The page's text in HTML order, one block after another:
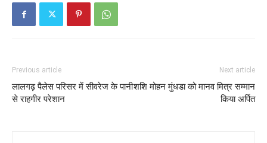
Previous article
लालगढ़ पैलेस परिसर में सीवरेज के पानी
से राहगीर परेशान
Next article
शशि मोहन मुंधडा को मानव मित्र सम्मान
किया अर्पित